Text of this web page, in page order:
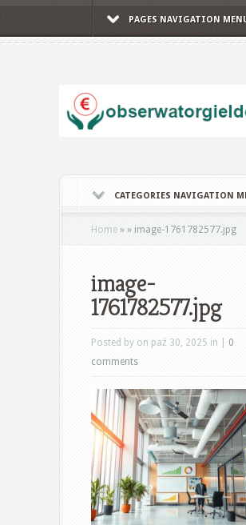
PAGES NAVIGATION
CATEGORIES NAVIGATION
Home » » image-1761782577.jpg
image-
1761782577.jpg
Posted by on paź 30, 2025 in | 0
comments